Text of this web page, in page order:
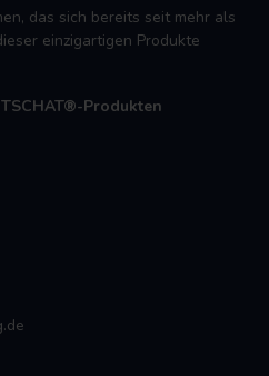
das sich bereits seit mehr als
einzigartigen Produkte
Produkten